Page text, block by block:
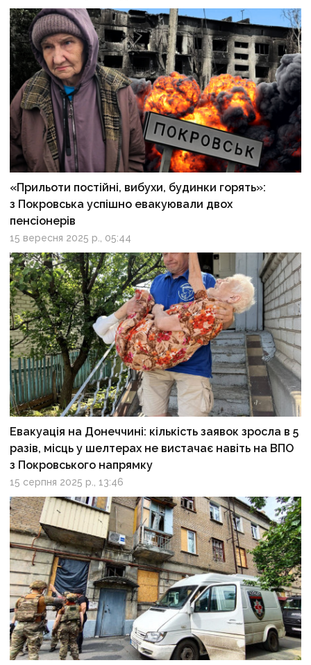
«Прильоти постійні, вибухи, будинки горять»:
з Покровська успішно евакуювали двох
пенсіонерів
15 вересня 2025 р., 05:44
Евакуація на Донеччині: кількість заявок зросла в 5
разів, місць у шелтерах не вистачає навіть на ВПО
з Покровського напрямку
15 серпня 2025 р., 13:46